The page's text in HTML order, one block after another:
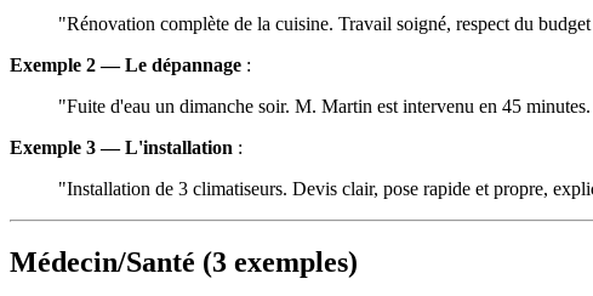
"Rénovation complète de la cuisine. Travail soigné, respect du
Exemple 2 — Le dépannage :
"Fuite d'eau un dimanche soir. M. Martin est intervenu en 45
Exemple 3 — L'installation :
"Installation de 3 climatiseurs. Devis clair, pose rapide et propre,
Médecin/Santé (3 exemples)